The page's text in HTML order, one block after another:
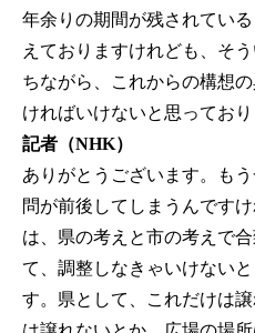
年余りの期間が残されてい
えておりますけれども、そ
ちながら、これからの構想
ければいけないと思っており
記者（NHK）
ありがとうございます。も
問が前後してしまうんです
は、県の考えと市の考えで
て、調整しなきゃいけない
す。県として、これだけは